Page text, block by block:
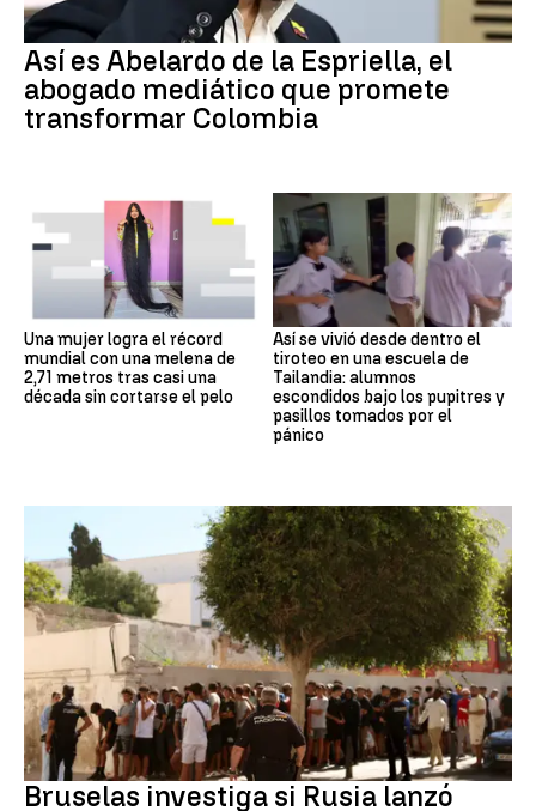
Así es Abelardo de la Espriella, el
abogado mediático que promete
transformar Colombia
Una mujer logra el récord
mundial con una melena de
2,71 metros tras casi una
década sin cortarse el pelo
Así se vivió desde dentro el
tiroteo en una escuela de
Tailandia: alumnos
escondidos bajo los pupitres y
pasillos tomados por el
pánico
Desinformación rusa
Bruselas investiga si Rusia lanzó